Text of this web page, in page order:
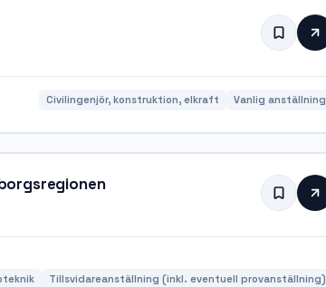
Civilingenjör, konstruktion, elkraft Vanlig anställning
Tillsvidareanställning (inkl. eventuell provanställning)